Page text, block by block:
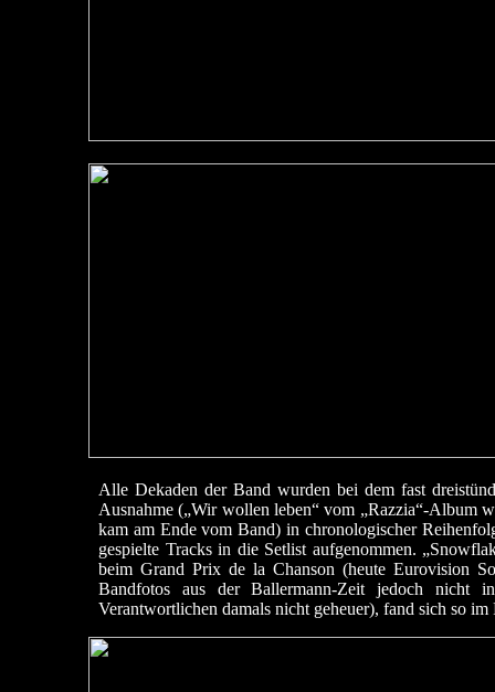
Alle Dekaden der Band wurden bei dem fast
Ausnahme („Wir wollen leben“ vom „Razzia“-Album
kam am Ende vom Band) in chronologischer
gespielte Tracks in die Setlist aufgenommen.
beim Grand Prix de la Chanson (heute Eurovision
Bandfotos aus der Ballermann-Zeit jedoch nicht
Verantwortlichen damals nicht geheuer), fand sich so im